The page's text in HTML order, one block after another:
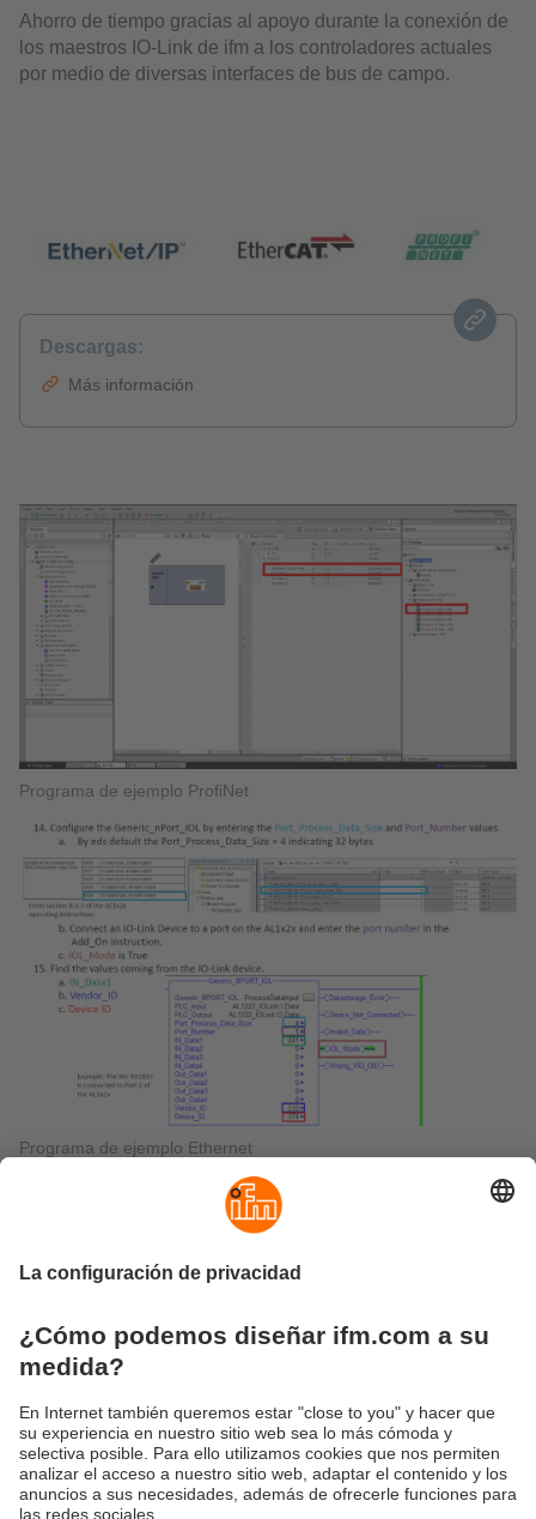
Ahorro de tiempo gracias al apoyo durante la conexión de
los maestros IO-Link de ifm a los controladores actuales
por medio de diversas interfaces de bus de campo.
Descargas:
Más información
Programa de ejemplo ProfiNet
Programa de ejemplo Ethernet
Programa de ejemplo EtherCAT